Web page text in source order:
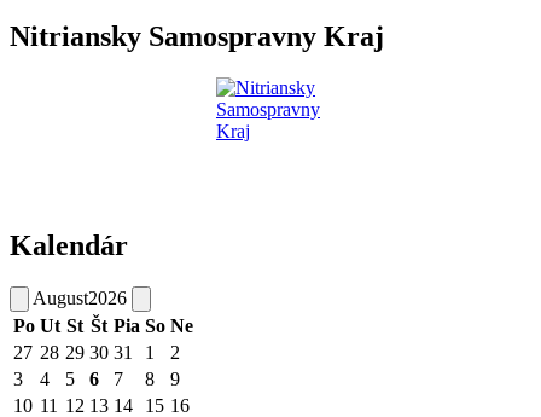
Nitriansky Samospravny Kraj
Kalendár
August2026
Po Ut St Št Pia So Ne
27 28 29 30 31 1
2
3
4 5 6 7 8
9
10 11 12 13 14 15 16